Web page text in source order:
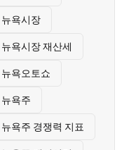
뉴욕시장
뉴욕시장 재산세
뉴욕오토쇼
뉴욕주
뉴욕주 경쟁력 지표